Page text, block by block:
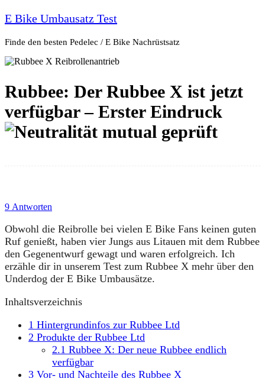
E Bike Umbausatz Test
Finde den besten Pedelec / E Bike Nachrüstsatz
Rubbee: Der Rubbee X ist jetzt
verfügbar – Erster Eindruck
9 Antworten
Obwohl die Reibrolle bei vielen E Bike Fans keinen guten
Ruf genießt, haben vier Jungs aus Litauen mit dem Rubbee
den Gegenentwurf gewagt und waren erfolgreich. Ich
erzähle dir in unserem Test zum Rubbee X mehr über den
Underdog der E Bike Umbausätze.
Inhaltsverzeichnis
1 Hintergrundinfos zur Rubbee Ltd
2 Produkte der Rubbee Ltd
2.1 Rubbee X: Der neue Rubbee endlich
verfügbar
3 Vor- und Nachteile des Rubbee X